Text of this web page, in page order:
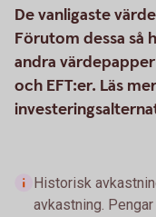
De vanligaste
Förutom dessa så
andra
och EFT:er. Läs
Historisk
avkastning.